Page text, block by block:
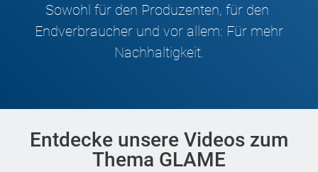
Sowohl für den Produzenten, für den
Endverbraucher und vor allem: Für mehr
Nachhaltigkeit.
Entdecke unsere Videos zum
Thema GLAME